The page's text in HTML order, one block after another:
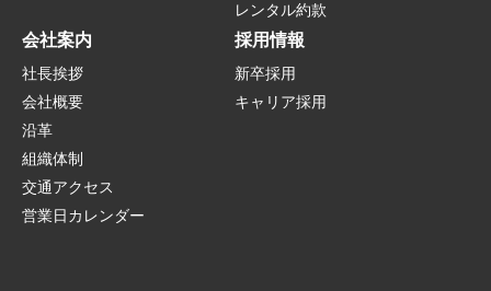
レンタル約款
会社案内
社長挨拶
会社概要
沿革
組織体制
交通アクセス
営業日カレンダー
採用情報
新卒採用
キャリア採用